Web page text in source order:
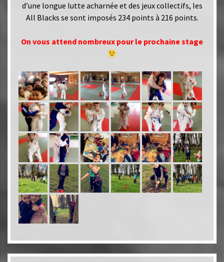
d’une longue lutte acharnée et des jeux collectifs, les
All Blacks se sont imposés 234 points à 216 points.
On vous attend nombreux pour le prochaine stage